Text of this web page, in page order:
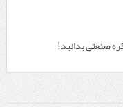
صنعتی بدانید!